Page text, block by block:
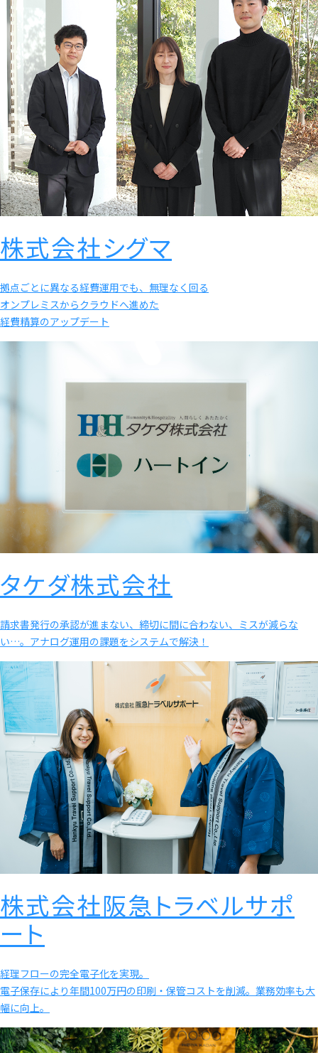
株式会社シグマ
拠点ごとに異なる経費運用でも、無理なく回る
オンプレミスからクラウドへ進めた
経費精算のアップデート
タケダ株式会社
請求書発行の承認が進まない、締切に間に合わない、ミスが減らな
い…。アナログ運用の課題をシステムで解決！
株式会社阪急トラベルサポ
ート
経理フローの完全電子化を実現。
電子保存により年間100万円の印刷・保管コストを削減。業務効率も大
幅に向上。